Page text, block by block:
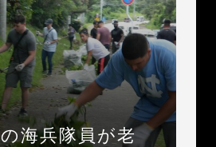
海兵隊員が老